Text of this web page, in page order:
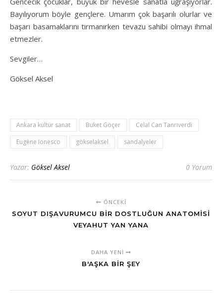
Bayılıyorum böyle gençlere. Umarım çok başarılı olurlar ve
başarı basamaklarını tırmanırken tevazu sahibi olmayı ihmal
etmezler.
Sevgiler…
Göksel Aksel
Ankara kültür sanat Buket Göçer
Celal Can Tanrıverdi
Eugène Ionesco
gökselaksel sandalyeler
Yazar: Göksel Aksel 0 Yorum
ÖNCEKI
SOYUT DIŞAVURUMCU BIR DOSTLUĞUN ANATOMISI
VEYAHUT YAN YANA
DAHA YENI
B'AŞKA BIR ŞEY